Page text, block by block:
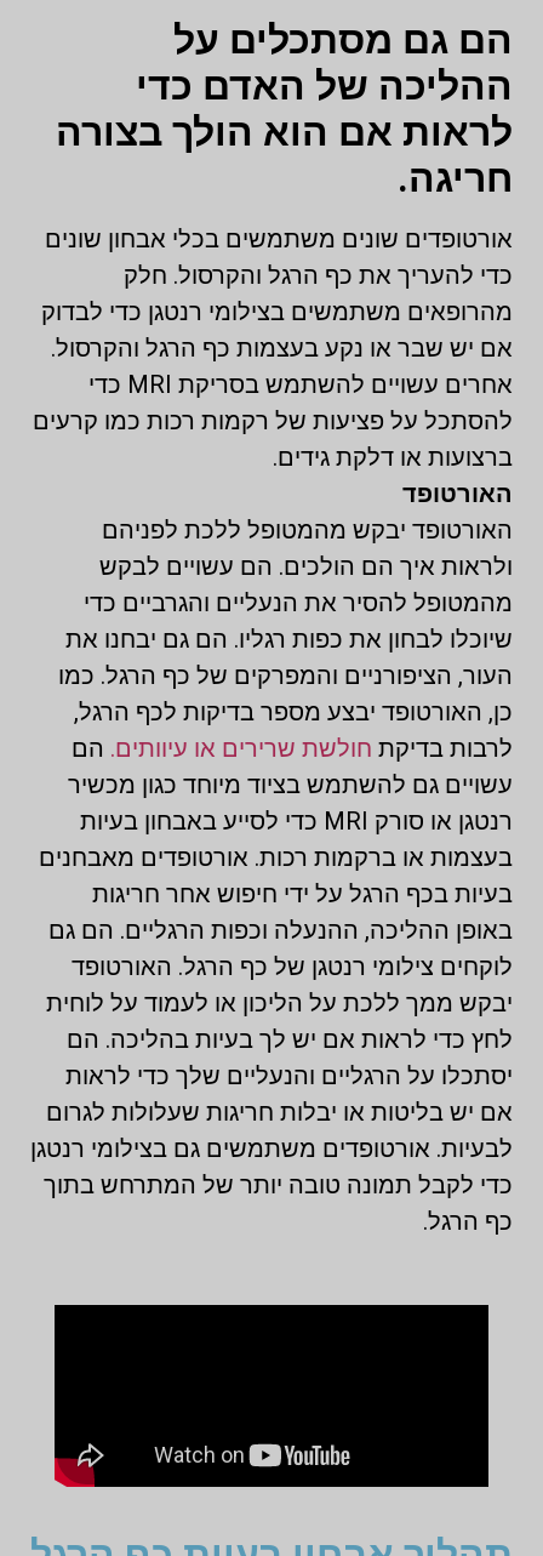
הם גם מסתכלים על
ההליכה של האדם כדי
לראות אם הוא הולך בצורה
חריגה.
אורטופדים שונים משתמשים בכלי אבחון שונים
כדי להעריך את כף הרגל והקרסול. חלק
מהרופאים משתמשים בצילומי רנטגן כדי לבדוק
אם יש שבר או נקע בעצמות כף הרגל והקרסול.
אחרים עשויים להשתמש בסריקת MRI כדי
להסתכל על פציעות של רקמות רכות כמו קרעים
ברצועות או דלקת גידים.
האורטופד
האורטופד יבקש מהמטופל ללכת לפניהם
ולראות איך הם הולכים. הם עשויים לבקש
מהמטופל להסיר את הנעליים והגרביים כדי
שיוכלו לבחון את כפות רגליו. הם גם יבחנו את
העור, הציפורניים והמפרקים של כף הרגל. כמו
כן, האורטופד יבצע מספר בדיקות לכף הרגל,
לרבות בדיקת חולשת שרירים או עיוותים. הם
עשויים גם להשתמש בציוד מיוחד כגון מכשיר
רנטגן או סורק MRI כדי לסייע באבחון בעיות
בעצמות או ברקמות רכות. אורטופדים מאבחנים
בעיות בכף הרגל על ידי חיפוש אחר חריגות
באופן ההליכה, ההנעלה וכפות הרגליים. הם גם
לוקחים צילומי רנטגן של כף הרגל. האורטופד
יבקש ממך ללכת על הליכון או לעמוד על לוחית
לחץ כדי לראות אם יש לך בעיות בהליכה. הם
יסתכלו על הרגליים והנעליים שלך כדי לראות
אם יש בליטות או יבלות חריגות שעלולות לגרום
לבעיות. אורטופדים משתמשים גם בצילומי רנטגן
כדי לקבל תמונה טובה יותר של המתרחש בתוך
כף הרגל.